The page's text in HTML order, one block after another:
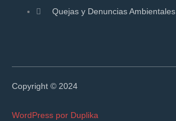
Quejas y Denuncias Ambientales
Copyright © 2024
WordPress por Duplika